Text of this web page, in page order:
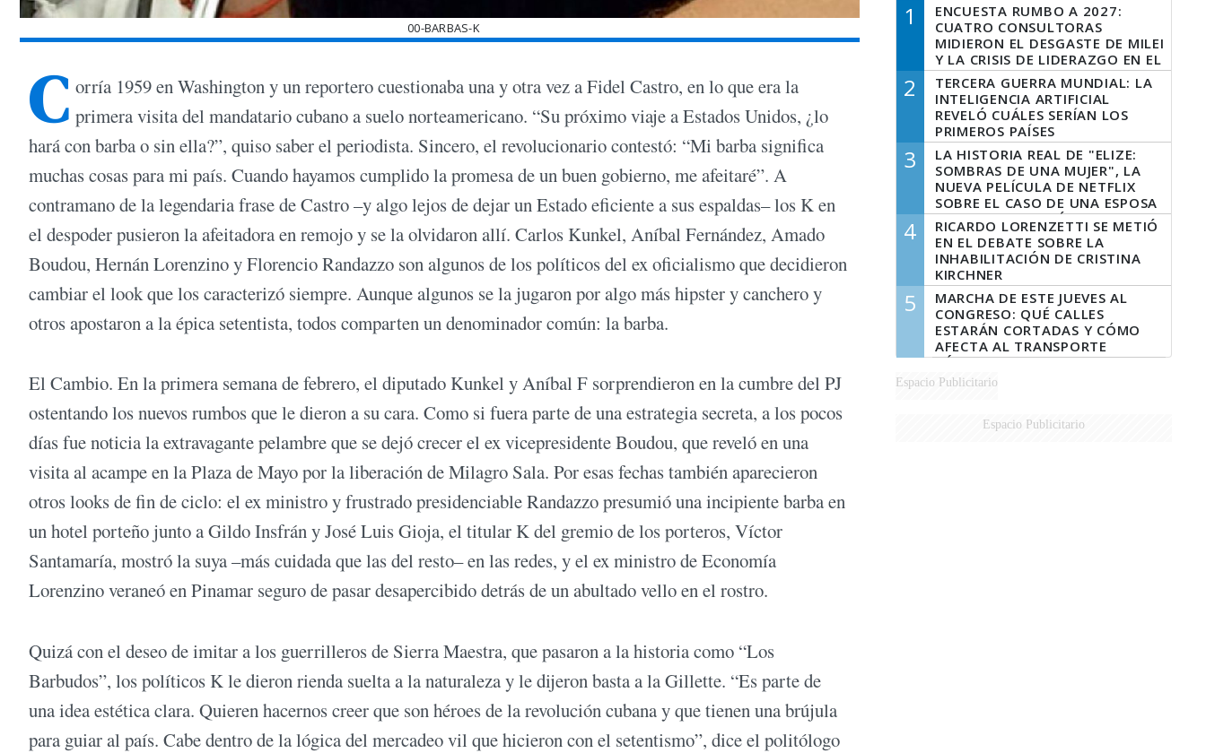
00-BARBAS-K
C orría 1959 en Washington y un reportero cuestionaba una y otra vez a Fidel Castro, en lo que era la
primera visita del mandatario cubano a suelo norteamericano. “Su próximo viaje a Estados Unidos, ¿lo
hará con barba o sin ella?”, quiso saber el periodista. Sincero, el revolucionario contestó: “Mi barba significa
muchas cosas para mi país. Cuando hayamos cumplido la promesa de un buen gobierno, me afeitaré”. A
contramano de la legendaria frase de Castro –y algo lejos de dejar un Estado eficiente a sus espaldas– los K en
el despoder pusieron la afeitadora en remojo y se la olvidaron allí. Carlos Kunkel, Aníbal Fernández, Amado
Boudou, Hernán Lorenzino y Florencio Randazzo son algunos de los políticos del ex oficialismo que decidieron
cambiar el look que los caracterizó siempre. Aunque algunos se la jugaron por algo más hipster y canchero y
otros apostaron a la épica setentista, todos comparten un denominador común: la barba.
El Cambio. En la primera semana de febrero, el diputado Kunkel y Aníbal F sorprendieron en la cumbre del PJ
ostentando los nuevos rumbos que le dieron a su cara. Como si fuera parte de una estrategia secreta, a los pocos
días fue noticia la extravagante pelambre que se dejó crecer el ex vicepresidente Boudou, que reveló en una
visita al acampe en la Plaza de Mayo por la liberación de Milagro Sala. Por esas fechas también aparecieron
otros looks de fin de ciclo: el ex ministro y frustrado presidenciable Randazzo presumió una incipiente barba en
un hotel porteño junto a Gildo Insfrán y José Luis Gioja, el titular K del gremio de los porteros, Víctor
Santamaría, mostró la suya –más cuidada que las del resto– en las redes, y el ex ministro de Economía
Lorenzino veraneó en Pinamar seguro de pasar desapercibido detrás de un abultado vello en el rostro.
Quizá con el deseo de imitar a los guerrilleros de Sierra Maestra, que pasaron a la historia como “Los
Barbudos”, los políticos K le dieron rienda suelta a la naturaleza y le dijeron basta a la Gillette. “Es parte de
una idea estética clara. Quieren hacernos creer que son héroes de la revolución cubana y que tienen una brújula
para guiar al país. Cabe dentro de la lógica del mercadeo vil que hicieron con el setentismo”, dice el politólogo
1
ENCUESTA RUMBO A 2027:
CUATRO CONSULTORAS
MIDIERON EL DESGASTE DE MILEI
Y LA CRISIS DE LIDERAZGO EN EL
PERONISMO
2
TERCERA GUERRA MUNDIAL: LA
INTELIGENCIA ARTIFICIAL
REVELÓ CUÁLES SERÍAN LOS
PRIMEROS PAÍSES
LATINOAMERICANOS EN SER
DERROTADOS
3
LA HISTORIA REAL DE "ELIZE:
SOMBRAS DE UNA MUJER", LA
NUEVA PELÍCULA DE NETFLIX
SOBRE EL CASO DE UNA ESPOSA
QUE DESCUARTIZÓ A SU
MARIDO
4
RICARDO LORENZETTI SE METIÓ
EN EL DEBATE SOBRE LA
INHABILITACIÓN DE CRISTINA
KIRCHNER
5
MARCHA DE ESTE JUEVES AL
CONGRESO: QUÉ CALLES
ESTARÁN CORTADAS Y CÓMO
AFECTA AL TRANSPORTE
PÚBLICO
Espacio Publicitario
Espacio Publicitario